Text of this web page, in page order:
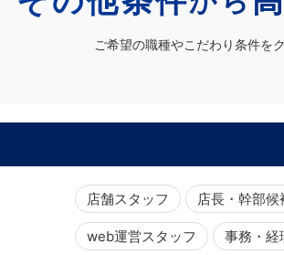
ご希望の職種やこだわり条件を
店舗スタッフ 店長・幹部候
web運営スタッフ 事務・経